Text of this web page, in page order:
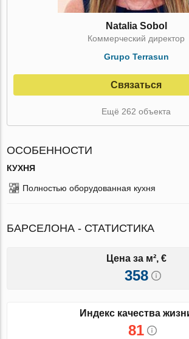
Natalia Sobol
Коммерческий директор
Grupo Terrasun
Связаться
Ещё 262 объекта
ОСОБЕННОСТИ
КУХНЯ
Полностью оборудованная кухня
БАРСЕЛОНА - СТАТИСТИКА
Цена за м², €
358
Индекс качества
81